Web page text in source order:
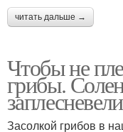
читать дальше →
Чтобы не
грибы.
Засолкой грибов в